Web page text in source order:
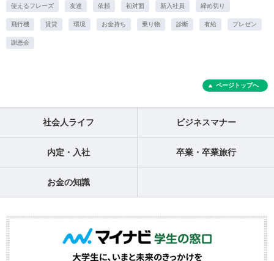
使えるフレーズ 友達 依頼 初対面 新入社員 締め切り
飛行機 賃貸 環境 お金持ち 乗り物 診断 有給 プレゼン
謝恩会
ページトップへ
社会人ライフ ビジネスマナー
内定・入社 卒業・卒業旅行
お金の知識